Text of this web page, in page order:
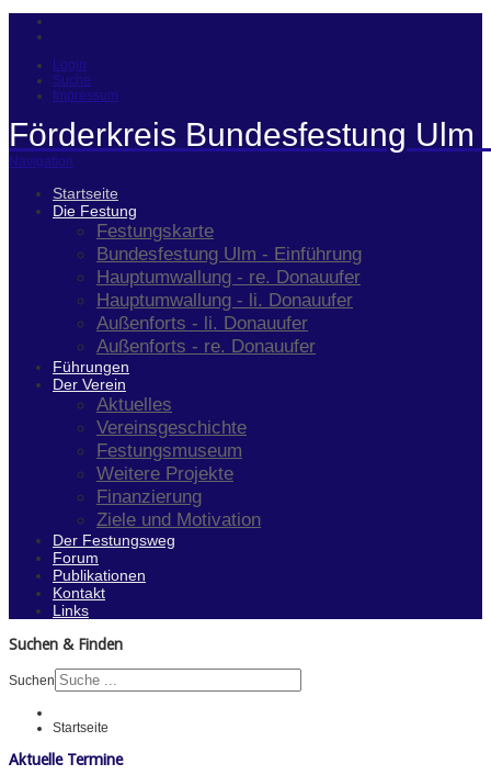
Login
Suche
Impressum
Förderkreis Bundesfestung Ulm
Navigation
Startseite
Die Festung
Festungskarte
Bundesfestung Ulm - Einführung
Hauptumwallung - re. Donauufer
Hauptumwallung - li. Donauufer
Außenforts - li. Donauufer
Außenforts - re. Donauufer
Führungen
Der Verein
Aktuelles
Vereinsgeschichte
Festungsmuseum
Weitere Projekte
Finanzierung
Ziele und Motivation
Der Festungsweg
Forum
Publikationen
Kontakt
Links
Suchen & Finden
Suchen
Startseite
Aktuelle Termine